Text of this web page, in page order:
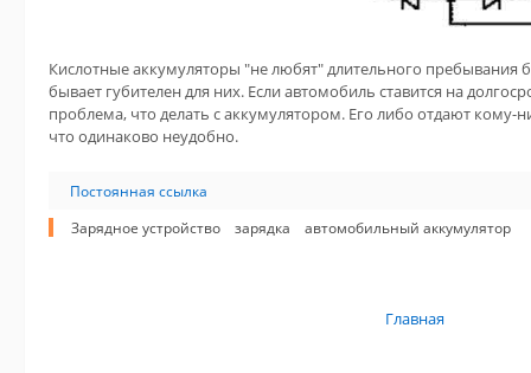
Кислотные аккумуляторы "не любят" длительного пребывания
бывает губителен для них. Если автомобиль ставится на
проблема, что делать с аккумулятором. Его либо отдают кому-
что одинаково неудобно.
Постоянная ссылка
Зарядное устройство
зарядка автомобильный аккумулятор
Главная